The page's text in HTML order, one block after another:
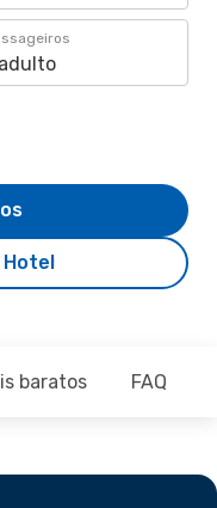
Hotel
baratos FAQ